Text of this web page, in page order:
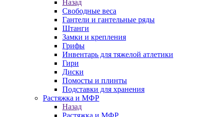
Назад
Свободные веса
Гантели и гантельные ряды
Штанги
Замки и крепления
Грифы
Инвентарь для тяжелой атлетики
Гири
Диски
Помосты и плинты
Подставки для хранения
Растяжка и МФР
Назад
Растяжка и МФР